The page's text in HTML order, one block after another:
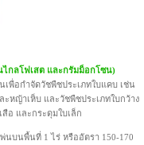
กลโฟเสต และกรัมม็อกโซน)
เพื่อกำจัดวัชพืชประเภทใบแคบ เช่น
หญ้าเห็บ และวัชพืชประเภทใบกว้าง
อ และกระดุมใบเล็ก
นบนพื้นที่ 1 ไร่ หรืออัตรา 150-170